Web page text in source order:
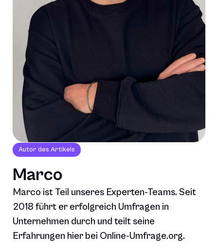
Autor des Artikels
Marco
Marco ist Teil unseres Experten-Teams. Seit
2018 führt er erfolgreich Umfragen in
Unternehmen durch und teilt seine
Erfahrungen hier bei Online-Umfrage.org.